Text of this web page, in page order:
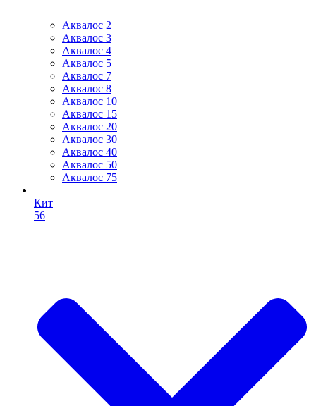
Аквалос 2
Аквалос 3
Аквалос 4
Аквалос 5
Аквалос 7
Аквалос 8
Аквалос 10
Аквалос 15
Аквалос 20
Аквалос 30
Аквалос 40
Аквалос 50
Аквалос 75
Кит
56